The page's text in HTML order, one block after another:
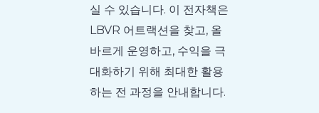
실 수 있습니다. 이 전자책은
LBVR 어트랙션을 찾고, 올
바르게 운영하고, 수익을 극
대화하기 위해 최대한 활용
하는 전 과정을 안내합니다.